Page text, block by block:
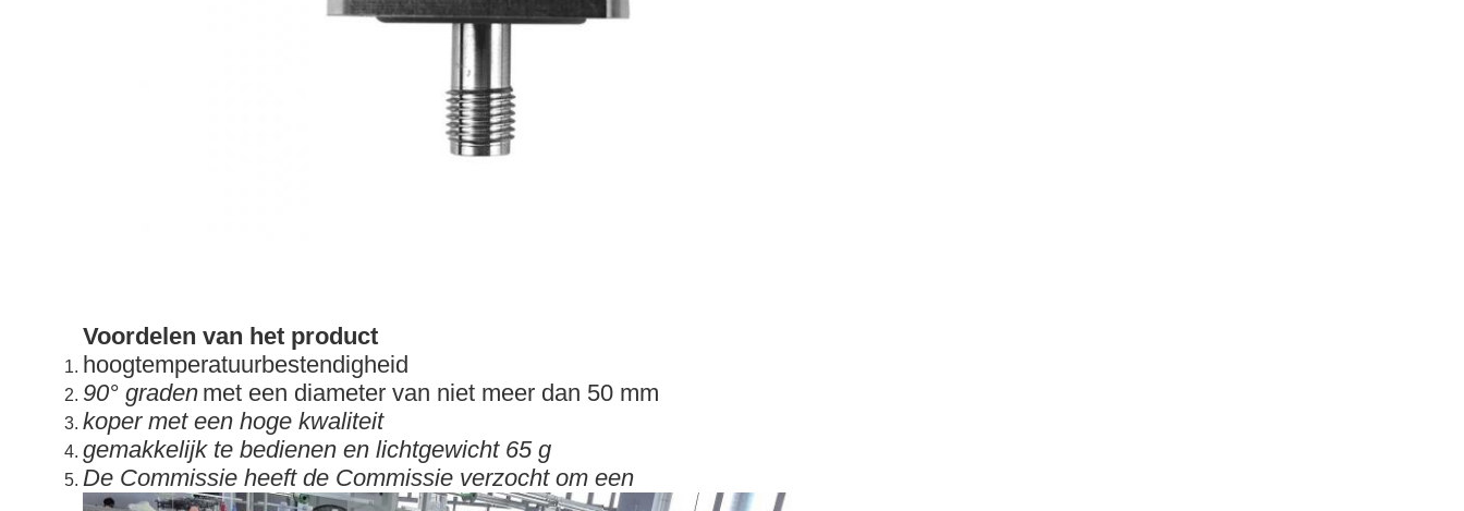
Voordelen van het product
hoogtemperatuurbestendigheid
90° graden met een diameter van niet meer dan 50 mm
koper met een hoge kwaliteit
gemakkelijk te bedienen en lichtgewicht 65 g
De Commissie heeft de Commissie verzocht om een